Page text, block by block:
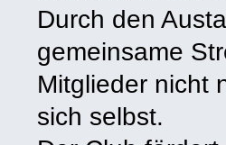
Durch den
gemeinsame
Mitglieder nicht
sich selbst.